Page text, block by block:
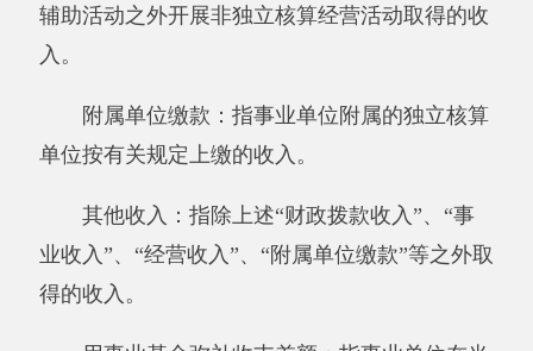
支出；公务接待费反映单位按规定开支的各类公
务接待（含外宾接待）支出。
机关运行经费：为保障行政单位（含参照公
务的各项资金，包括办公及印刷费、邮电费、差
旅费、会议费、福利费、日常维修费、专用材料
及一般设备购置费、办公用房水电费、办公用房
护费以及其他费用。